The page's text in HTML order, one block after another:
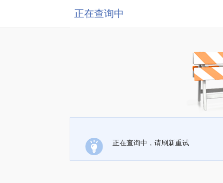
正在查询中
正在查询中，请刷新重试